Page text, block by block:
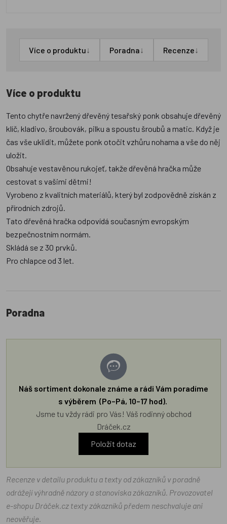
Více o produktu↓ Poradna↓ Recenze↓
Více o produktu
Tento chytře navržený dřevěný tesařský ponk obsahuje dřevěný
klíč, kladivo, šroubovák, pilku a spoustu šroubů a matic. Když je
čas vše uklidit, můžete ponk otočit vzhůru nohama a vše do něj
uložit.
Obsahuje vestavěnou rukojeť, takže dřevěná hračka může
cestovat s vašimi dětmi!
Vyrobeno z kvalitních materiálů, který byl zodpovědně získán z
přírodních zdrojů.
Tato dřevěná hračka odpovídá současným evropským
bezpečnostním normám.
Skládá se z 30 prvků.
Pro chlapce od 3 let.
Poradna
Náš sortiment dokonale známe a rádi Vám poradíme
s výběrem (Po–Pá, 10–17 hod).
Jsme tu vždy rádi pro Vás! Váš rodinný obchod
Dráček.cz
Položit dotaz
Recenze v detailu produktu a texty od zákazníků v poradně
odrážejí výhradně názory a stanoviska zákazníků. Provozovatel
e-shopu Dráček.cz texty zákazníků předem neschvaluje ani
neověřuje.